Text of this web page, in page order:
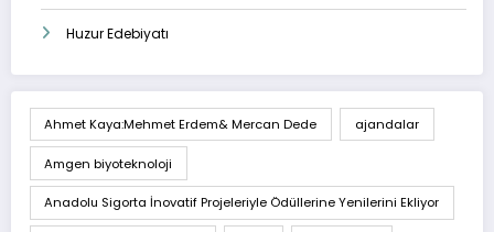
Huzur Edebiyatı
Ahmet Kaya:Mehmet Erdem& Mercan Dede ajandalar
Amgen biyoteknoloji
Anadolu Sigorta İnovatif Projeleriyle Ödüllerine Yenilerini Ekliyor